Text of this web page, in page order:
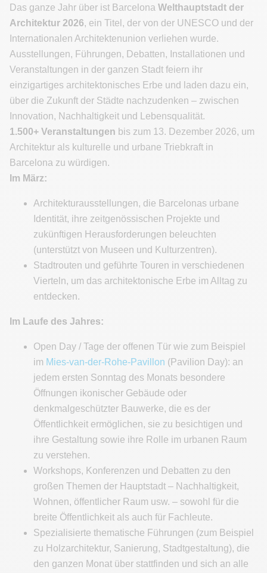
Das ganze Jahr über ist Barcelona Welthauptstadt der
Architektur 2026, ein Titel, der von der UNESCO und der
Internationalen Architektenunion verliehen wurde.
Ausstellungen, Führungen, Debatten, Installationen und
Veranstaltungen in der ganzen Stadt feiern ihr
einzigartiges architektonisches Erbe und laden dazu ein,
über die Zukunft der Städte nachzudenken – zwischen
Innovation, Nachhaltigkeit und Lebensqualität.
1.500+ Veranstaltungen bis zum 13. Dezember 2026, um
Architektur als kulturelle und urbane Triebkraft in
Barcelona zu würdigen.
Im März:
Architekturausstellungen, die Barcelonas urbane
Identität, ihre zeitgenössischen Projekte und
zukünftigen Herausforderungen beleuchten
(unterstützt von Museen und Kulturzentren).
Stadtrouten und geführte Touren in verschiedenen
Vierteln, um das architektonische Erbe im Alltag zu
entdecken.
Im Laufe des Jahres:
Open Day / Tage der offenen Tür wie zum Beispiel
im Mies-van-der-Rohe-Pavillon (Pavilion Day): an
jedem ersten Sonntag des Monats besondere
Öffnungen ikonischer Gebäude oder
denkmalgeschützter Bauwerke, die es der
Öffentlichkeit ermöglichen, sie zu besichtigen und
ihre Gestaltung sowie ihre Rolle im urbanen Raum
zu verstehen.
Workshops, Konferenzen und Debatten zu den
großen Themen der Hauptstadt – Nachhaltigkeit,
Wohnen, öffentlicher Raum usw. – sowohl für die
breite Öffentlichkeit als auch für Fachleute.
Spezialisierte thematische Führungen (zum Beispiel
zu Holzarchitektur, Sanierung, Stadtgestaltung), die
den ganzen Monat über stattfinden und sich an alle